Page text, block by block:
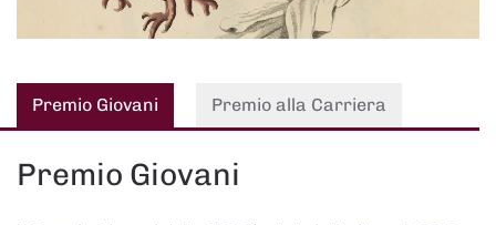
Premio Giovani Premio alla Carriera
Premio Giovani